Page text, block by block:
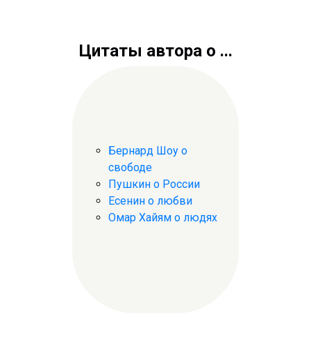
Цитаты автора о ...
Бернард Шоу о
свободе
Пушкин о России
Есенин о любви
Омар Хайям о людях